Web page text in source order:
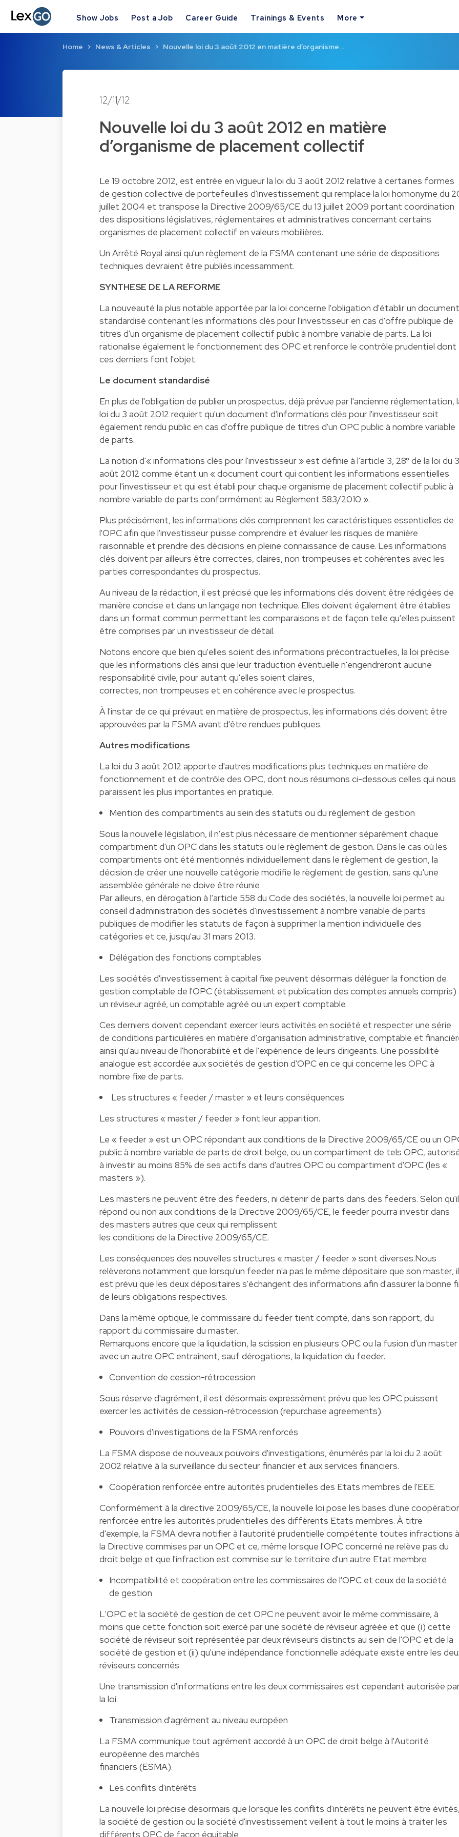
Show Jobs Post a Job Career Guide Trainings & Events More
Home News & Articles Nouvelle loi du 3 août 2012 en matière d’organisme…
12/11/12
Nouvelle loi du 3 août 2012 en matière
d’organisme de placement collectif
Le 19 octobre 2012, est entrée en vigueur la loi du 3 août 2012 relative à certaines formes
de gestion collective de portefeuilles d'investissement qui remplace la loi homonyme du
juillet 2004 et transpose la Directive 2009/65/CE du 13 juillet 2009 portant coordination
des dispositions législatives, réglementaires et administratives concernant certains
organismes de placement collectif en valeurs mobilières.
Un Arrêté Royal ainsi qu'un règlement de la FSMA contenant une série de dispositions
techniques devraient être publiés incessamment.
SYNTHESE DE LA REFORME
La nouveauté la plus notable apportée par la loi concerne l'obligation d'établir un document
standardisé contenant les informations clés pour l'investisseur en cas d'offre publique de
titres d'un organisme de placement collectif public à nombre variable de parts. La loi
rationalise également le fonctionnement des OPC et renforce le contrôle prudentiel dont
ces derniers font l'objet.
Le document standardisé
En plus de l'obligation de publier un prospectus, déjà prévue par l'ancienne réglementation,
loi du 3 août 2012 requiert qu'un document d'informations clés pour l'investisseur soit
également rendu public en cas d'offre publique de titres d'un OPC public à nombre variable
de parts.
La notion d'« informations clés pour l'investisseur » est définie à l'article 3, 28° de la loi du 3
août 2012 comme étant un « document court qui contient les informations essentielles
pour l'investisseur et qui est établi pour chaque organisme de placement collectif public à
nombre variable de parts conformément au Règlement 583/2010 ».
Plus précisément, les informations clés comprennent les caractéristiques essentielles de
l'OPC afin que l'investisseur puisse comprendre et évaluer les risques de manière
raisonnable et prendre des décisions en pleine connaissance de cause. Les informations
clés doivent par ailleurs être correctes, claires, non trompeuses et cohérentes avec les
parties correspondantes du prospectus.
Au niveau de la rédaction, il est précisé que les informations clés doivent être rédigées de
manière concise et dans un langage non technique. Elles doivent également être établies
dans un format commun permettant les comparaisons et de façon telle qu'elles puissent
être comprises par un investisseur de détail.
Notons encore que bien qu'elles soient des informations précontractuelles, la loi précise
que les informations clés ainsi que leur traduction éventuelle n'engendreront aucune
responsabilité civile, pour autant qu'elles soient claires,
correctes, non trompeuses et en cohérence avec le prospectus.
À l'instar de ce qui prévaut en matière de prospectus, les informations clés doivent être
approuvées par la FSMA avant d'être rendues publiques.
Autres modifications
La loi du 3 août 2012 apporte d'autres modifications plus techniques en matière de
fonctionnement et de contrôle des OPC, dont nous résumons ci-dessous celles qui nous
paraissent les plus importantes en pratique.
Mention des compartiments au sein des statuts ou du règlement de gestion
Sous la nouvelle législation, il n'est plus nécessaire de mentionner séparément chaque
compartiment d'un OPC dans les statuts ou le règlement de gestion. Dans le cas où les
compartiments ont été mentionnés individuellement dans le règlement de gestion, la
décision de créer une nouvelle catégorie modifie le règlement de gestion, sans qu'une
assemblée générale ne doive être réunie.
Par ailleurs, en dérogation à l'article 558 du Code des sociétés, la nouvelle loi permet au
conseil d'administration des sociétés d'investissement à nombre variable de parts
publiques de modifier les statuts de façon à supprimer la mention individuelle des
catégories et ce, jusqu'au 31 mars 2013.
Délégation des fonctions comptables
Les sociétés d'investissement à capital fixe peuvent désormais déléguer la fonction de
gestion comptable de l'OPC (établissement et publication des comptes annuels compris)
un réviseur agréé, un comptable agréé ou un expert comptable.
Ces derniers doivent cependant exercer leurs activités en société et respecter une série
de conditions particulières en matière d'organisation administrative, comptable et
ainsi qu'au niveau de l'honorabilité et de l'expérience de leurs dirigeants. Une possibilité
analogue est accordée aux sociétés de gestion d'OPC en ce qui concerne les OPC à
nombre fixe de parts.
Les structures « feeder / master » et leurs conséquences
Les structures « master / feeder » font leur apparition.
Le « feeder » est un OPC répondant aux conditions de la Directive 2009/65/CE ou un
public à nombre variable de parts de droit belge, ou un compartiment de tels OPC,
à investir au moins 85% de ses actifs dans d'autres OPC ou compartiment d'OPC (les «
masters »).
Les masters ne peuvent être des feeders, ni détenir de parts dans des feeders. Selon qu'il
répond ou non aux conditions de la Directive 2009/65/CE, le feeder pourra investir dans
des masters autres que ceux qui remplissent
les conditions de la Directive 2009/65/CE.
Les conséquences des nouvelles structures « master / feeder » sont diverses.Nous
relèverons notamment que lorsqu'un feeder n'a pas le même dépositaire que son master, il
est prévu que les deux dépositaires s'échangent des informations afin d'assurer la bonne
de leurs obligations respectives.
Dans la même optique, le commissaire du feeder tient compte, dans son rapport, du
rapport du commissaire du master.
Remarquons encore que la liquidation, la scission en plusieurs OPC ou la fusion d'un master
avec un autre OPC entraînent, sauf dérogations, la liquidation du feeder.
Convention de cession-rétrocession
Sous réserve d'agrément, il est désormais expressément prévu que les OPC puissent
exercer les activités de cession-rétrocession (repurchase agreements).
Pouvoirs d'investigations de la FSMA renforcés
La FSMA dispose de nouveaux pouvoirs d'investigations, énumérés par la loi du 2 août
2002 relative à la surveillance du secteur financier et aux services financiers.
Coopération renforcée entre autorités prudentielles des Etats membres de l'EEE
Conformément à la directive 2009/65/CE, la nouvelle loi pose les bases d'une
renforcée entre les autorités prudentielles des différents Etats membres. À titre
d'exemple, la FSMA devra notifier à l'autorité prudentielle compétente toutes infractions à
la Directive commises par un OPC et ce, même lorsque l'OPC concerné ne relève pas du
droit belge et que l'infraction est commise sur le territoire d'un autre Etat membre.
Incompatibilité et coopération entre les commissaires de l'OPC et ceux de la société
de gestion
L'OPC et la société de gestion de cet OPC ne peuvent avoir le même commissaire, à
moins que cette fonction soit exercé par une société de réviseur agréée et que (i) cette
société de réviseur soit représentée par deux réviseurs distincts au sein de l'OPC et de la
société de gestion et (ii) qu'une indépendance fonctionnelle adéquate existe entre les
réviseurs concernés.
Une transmission d'informations entre les deux commissaires est cependant autorisée
la loi.
Transmission d'agrément au niveau européen
La FSMA communique tout agrément accordé à un OPC de droit belge à l'Autorité
européenne des marchés
financiers (ESMA).
Les conflits d'intérêts
La nouvelle loi précise désormais que lorsque les conflits d'intérêts ne peuvent être
la société de gestion ou la société d'investissement veillent à tout le moins à traiter les
différents OPC de façon équitable.